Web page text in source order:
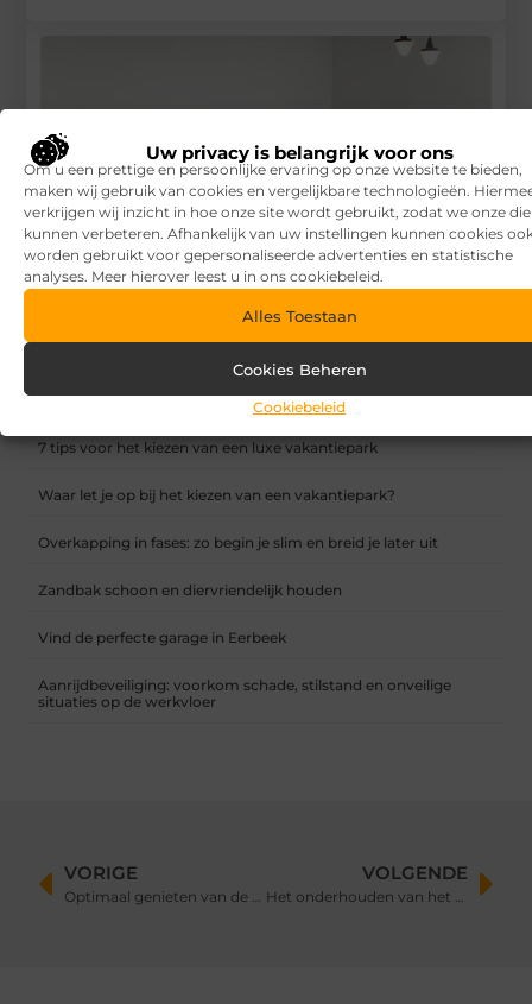
Uw privacy is belangrijk voor ons
Om u een prettige en persoonlijke ervaring op onze website te bieden,
maken wij gebruik van cookies en vergelijkbare technologieën.
verkrijgen wij inzicht in hoe onze site wordt gebruikt, zodat we onze
kunnen verbeteren. Afhankelijk van uw instellingen kunnen cookies
worden gebruikt voor gepersonaliseerde advertenties en statistische
analyses. Meer hierover leest u in ons cookiebeleid.
Alles Toestaan
Cookies Beheren
Cookiebeleid
turnkey project
RECENTE BERICHTEN
7 tips voor het kiezen van een luxe vakantiepark
Waar let je op bij het kiezen van een vakantiepark?
Overkapping in fases: zo begin je slim en breid je later uit
Zandbak schoon en diervriendelijk houden
Vind de perfecte garage in Eerbeek
Aanrijdbeveiliging: voorkom schade, stilstand en onveilige
situaties op de werkvloer
VORIGE
Optimaal genieten van de vakantie
VOLGENDE
Het onderhouden van het groen in de gemeente